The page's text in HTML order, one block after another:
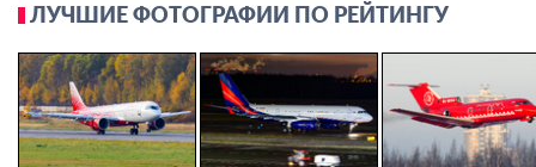
ЛУЧШИЕ ФОТОГРАФИИ ПО РЕЙТИНГУ